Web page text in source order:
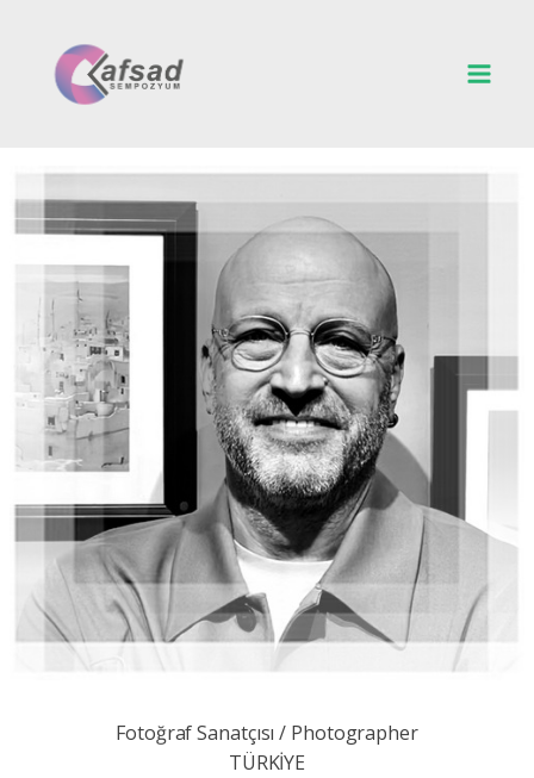
Fotoğraf Sanatçısı / Photographer
TÜRKİYE